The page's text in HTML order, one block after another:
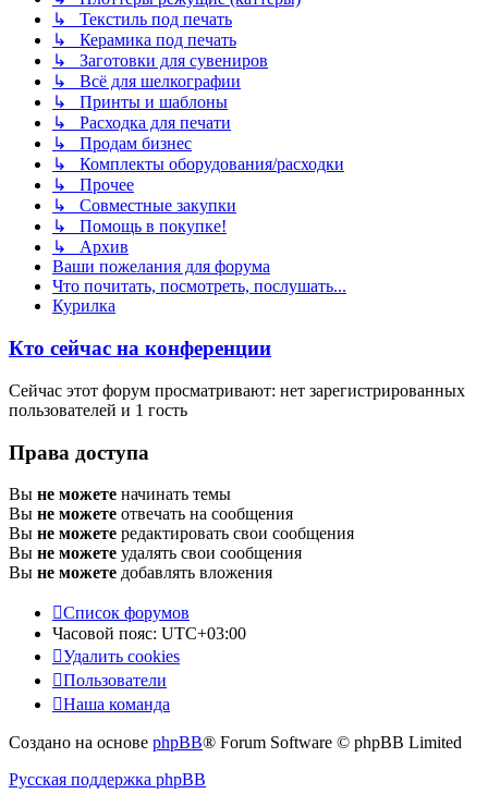
↳ Текстиль под печать
↳ Керамика под печать
↳ Заготовки для сувениров
↳ Всё для шелкографии
↳ Принты и шаблоны
↳ Расходка для печати
↳ Продам бизнес
↳ Комплекты оборудования/расходки
↳ Прочее
↳ Совместные закупки
↳ Помощь в покупке!
↳ Архив
Ваши пожелания для форума
Что почитать, посмотреть, послушать...
Курилка
Кто сейчас на конференции
Сейчас этот форум просматривают: нет зарегистрированных
пользователей и 1 гость
Права доступа
Вы не можете начинать темы
Вы не можете отвечать на сообщения
Вы не можете редактировать свои сообщения
Вы не можете удалять свои сообщения
Вы не можете добавлять вложения
Список форумов
Часовой пояс: UTC+03:00
Удалить cookies
Пользователи
Наша команда
Создано на основе phpBB® Forum Software © phpBB Limited
Русская поддержка phpBB